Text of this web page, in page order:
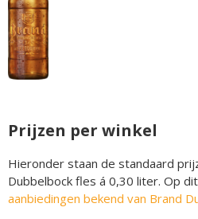
Prijzen per winkel
Hieronder staan de standaard
Dubbelbock fles á 0,30 liter. Op
aanbiedingen bekend van Brand